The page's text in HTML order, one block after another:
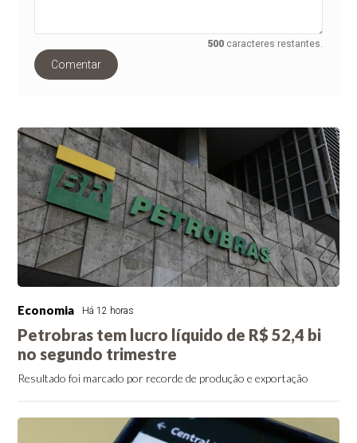
500 caracteres restantes.
Comentar
Economia Há 12 horas
Petrobras tem lucro líquido de R$ 52,4 bi
no segundo trimestre
Resultado foi marcado por recorde de produção e exportação